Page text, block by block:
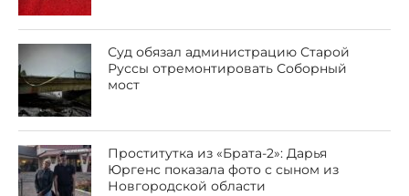
Суд обязал администрацию Старой
Руссы отремонтировать Соборный
мост
Проститутка из «Брата-2»: Дарья
Юргенс показала фото с сыном из
Новгородской области